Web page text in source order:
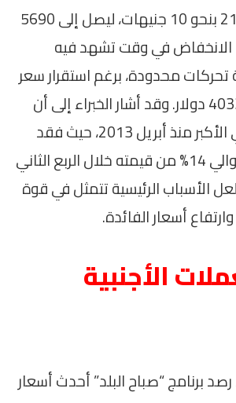
جرام الذهب عيار 21 بنحو 10 جنيهات، ليصل إلى 5690
الانخفاض في وقت تشهد فيه
تحركات محدودة، برغم استقرار سعر
الأوقية عند 4033.70 دولار. وقد أشار الخبراء إلى أن
هذه الخسارة هي الأكبر منذ أبريل 2013، حيث فقد
المعدن الثمين حوالي 14% من قيمته خلال الربع الثاني
2026، ولعل الأسباب الرئيسية تتمثل في قوة
أسعار الفائدة.
الأجنبية
برنامج “صباح البلد” أحدث أسعار